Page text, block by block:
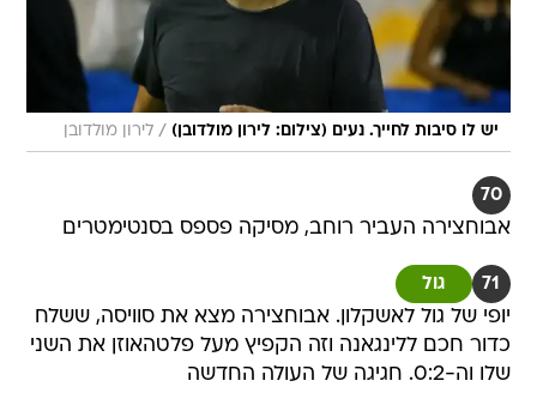
יש לו סיבות לחייך. נעים (צילום: לירון מולדובן) / לירון מולדובן
70
אבוחצירה העביר רוחב, מסיקה פספס בסנטימטרים
71 גול
יופי של גול לאשקלון. אבוחצירה מצא את סוויסה, ששלח
כדור חכם ללינגאנה וזה הקפיץ מעל פלטהאוזן את השני
שלו וה-0:2. חגיגה של העולה החדשה